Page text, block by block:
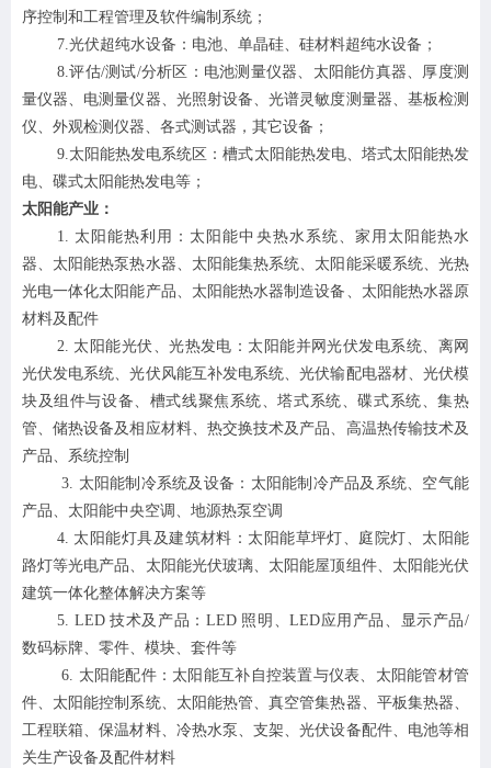
序控制和工程管理及软件编制系统；
7.光伏超纯水设备：电池、单晶硅、硅材料超纯水设备；
8.评估/测试/分析区：电池测量仪器、太阳能仿真器、厚度测
量仪器、电测量仪器、光照射设备、光谱灵敏度测量器、基板检测
仪、外观检测仪器、各式测试器，其它设备；
9.太阳能热发电系统区：槽式太阳能热发电、塔式太阳能热发
电、碟式太阳能热发电等；
太阳能产业：
1. 太阳能热利用：太阳能中央热水系统、家用太阳能热水
器、太阳能热泵热水器、太阳能集热系统、太阳能采暖系统、光热
光电一体化太阳能产品、太阳能热水器制造设备、太阳能热水器原
材料及配件
2. 太阳能光伏、光热发电：太阳能并网光伏发电系统、离网
光伏发电系统、光伏风能互补发电系统、光伏输配电器材、光伏模
块及组件与设备、槽式线聚焦系统、塔式系统、碟式系统、集热
管、储热设备及相应材料、热交换技术及产品、高温热传输技术及
产品、系统控制
3. 太阳能制冷系统及设备：太阳能制冷产品及系统、空气能
产品、太阳能中央空调、地源热泵空调
4. 太阳能灯具及建筑材料：太阳能草坪灯、庭院灯、太阳能
路灯等光电产品、太阳能光伏玻璃、太阳能屋顶组件、太阳能光伏
建筑一体化整体解决方案等
5. LED 技术及产品：LED 照明、LED应用产品、显示产品/
数码标牌、零件、模块、套件等
6. 太阳能配件：太阳能互补自控装置与仪表、太阳能管材管
件、太阳能控制系统、太阳能热管、真空管集热器、平板集热器、
工程联箱、保温材料、冷热水泵、支架、光伏设备配件、电池等相
关生产设备及配件材料